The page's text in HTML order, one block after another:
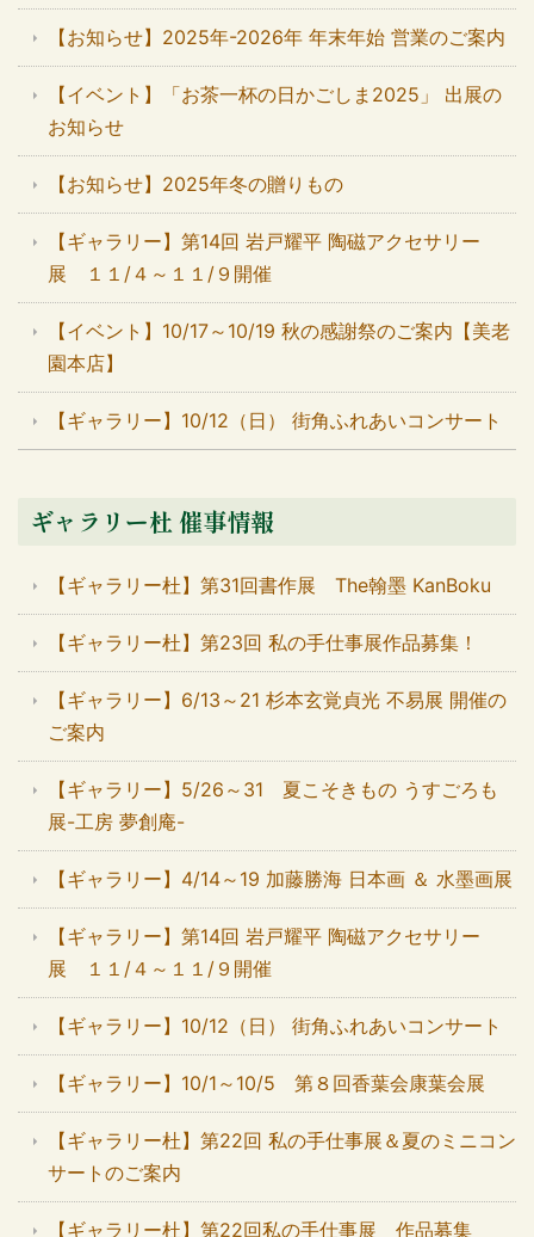
【お知らせ】2025年-2026年 年末年始 営業のご案内
【イベント】「お茶一杯の日かごしま2025」 出展の
お知らせ
【お知らせ】2025年冬の贈りもの
【ギャラリー】第14回 岩戸耀平 陶磁アクセサリー
展 １１/４～１１/９開催
【イベント】10/17～10/19 秋の感謝祭のご案内【美老
園本店】
【ギャラリー】10/12（日） 街角ふれあいコンサート
ギャラリー杜 催事情報
【ギャラリー杜】第31回書作展 The翰墨 KanBoku
【ギャラリー杜】第23回 私の手仕事展作品募集！
【ギャラリー】6/13～21 杉本玄覚貞光 不易展 開催の
ご案内
【ギャラリー】5/26～31 夏こそきもの うすごろも
展-工房 夢創庵-
【ギャラリー】4/14～19 加藤勝海 日本画 ＆ 水墨画展
【ギャラリー】第14回 岩戸耀平 陶磁アクセサリー
展 １１/４～１１/９開催
【ギャラリー】10/12（日） 街角ふれあいコンサート
【ギャラリー】10/1～10/5 第８回香葉会康葉会展
【ギャラリー杜】第22回 私の手仕事展＆夏のミニコン
サートのご案内
【ギャラリー杜】第22回私の手仕事展 作品募集